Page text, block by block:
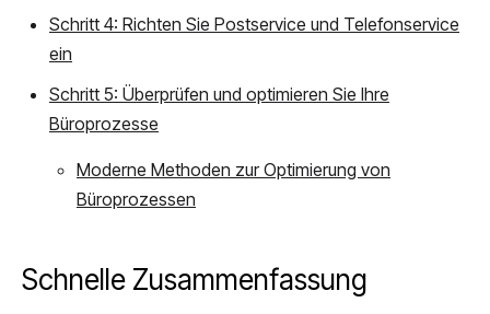
Schritt 4: Richten Sie Postservice und Telefonservice
ein
Schritt 5: Überprüfen und optimieren Sie Ihre
Büroprozesse
Moderne Methoden zur Optimierung von
Büroprozessen
Schnelle Zusammenfassung